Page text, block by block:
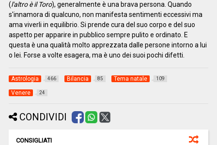
(l'altro è il Toro), generalmente è una brava persona. Quando
s'innamora di qualcuno, non manifesta sentimenti eccessivi ma
ama viverli in equilibrio. Si prende cura del suo corpo e del suo
aspetto per apparire in pubblico sempre pulito e ordinato. E
questa è una qualità molto apprezzata dalle persone intorno a lui
o lei. Forse a volte esagera, ma è uno dei suoi pochi difetti.
Astrologia 466 Bilancia 85 Tema natale 109
Venere 24
CONDIVIDI
CONSIGLIATI